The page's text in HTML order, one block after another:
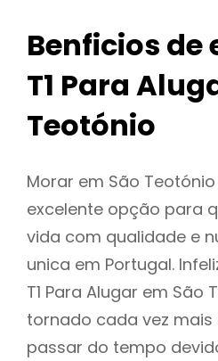
Benficios
T1 Para
Teotónio
Morar em São
excelente opção para
vida com qualidade e
unica em Portugal.
T1 Para Alugar em
tornado cada vez
passar do tempo